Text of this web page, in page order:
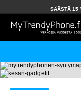
SÄÄSTÄ 15